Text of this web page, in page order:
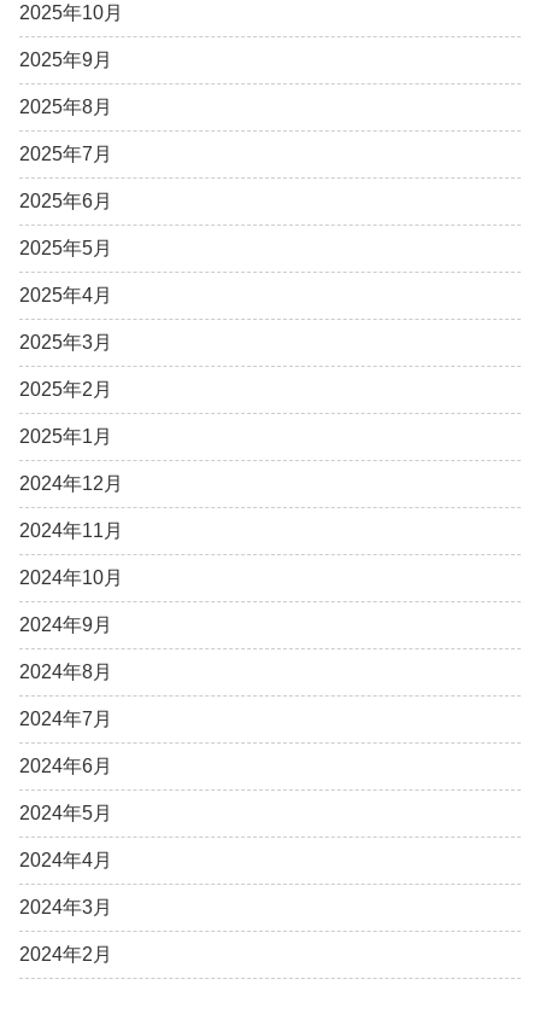
2025年10月
2025年9月
2025年8月
2025年7月
2025年6月
2025年5月
2025年4月
2025年3月
2025年2月
2025年1月
2024年12月
2024年11月
2024年10月
2024年9月
2024年8月
2024年7月
2024年6月
2024年5月
2024年4月
2024年3月
2024年2月